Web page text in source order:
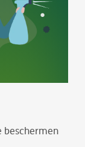
beschermen